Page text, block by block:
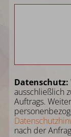
Datenschutz:
ausschließlich
Auftrags.
nach der